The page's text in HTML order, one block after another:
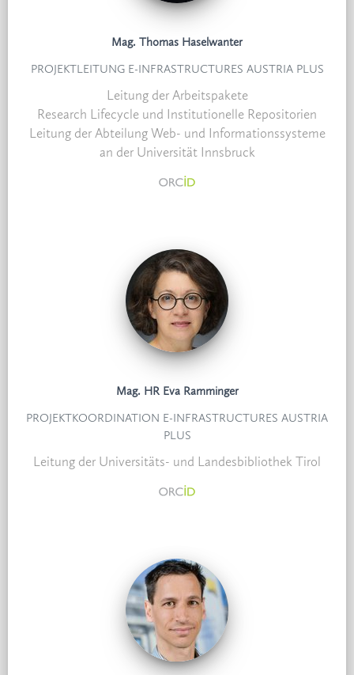
Mag. Thomas Haselwanter
PROJEKTLEITUNG E-INFRASTRUCTURES AUSTRIA PLUS
Leitung der Arbeitspakete
Research Lifecycle und Institutionelle Repositorien
Leitung der Abteilung Web- und Informationssysteme
an der Universität Innsbruck
Mag. HR Eva Ramminger
PROJEKTKOORDINATION E-INFRASTRUCTURES AUSTRIA
PLUS
Leitung der Universitäts- und Landesbibliothek Tirol